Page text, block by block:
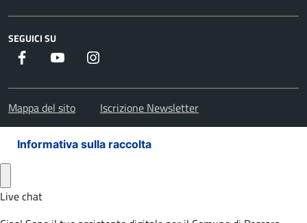
SEGUICI SU
Facebook Youtube
Mappa del sito Iscrizione Newsletter
Informativa sulla raccolta